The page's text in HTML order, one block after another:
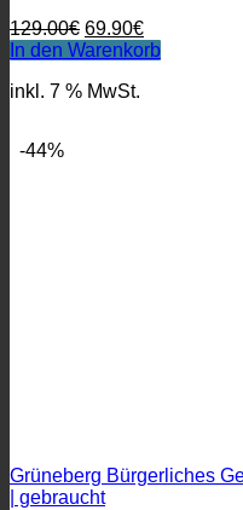
129.00€ Ursprünglicher
Preis
129.00€
69.90€Aktueller
Preis
In den Warenkorb
inkl. 7 % MwSt.
-44%
Grüneberg Bürgerliches
| gebraucht